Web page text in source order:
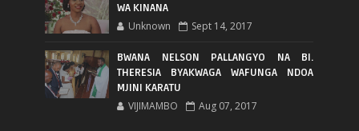
WA KINANA
Unknown Sept 14, 2017
BWANA NELSON PALLANGYO NA BI.
THERESIA BYAKWAGA WAFUNGA NDOA
MJINI KARATU
VIJIMAMBO Aug 07, 2017